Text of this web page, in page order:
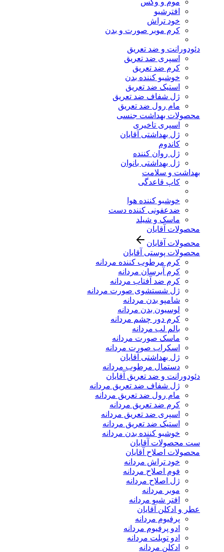
موم و وکس
افترشیو
خود تراش
کرم موبر صورت و بدن
دئودورانت و ضد تعریق
اسپری ضد تعریق
کرم ضد تعریق
خوشبو کننده بدن
استیک ضد تعریق
ژل شفاف ضد تعریق
مام رول ضد تعریق
محصولات بهداشت جنسی
اسپری تاخیری
ژل بهداشتی آقایان
کاندوم
ژل روان کننده
ژل بهداشتی بانوان
بهداشت و سلامت
کاپ قاعدگی
خوشبو کننده هوا
ضدعفونی کننده دست
ماسک و شیلد
محصولات آقایان
محصولات آقایان
محصولات پوستی آقایان
کرم مرطوب کننده مردانه
کرم آبرسان مردانه
کرم ضد آفتاب مردانه
ژل شستشوی صورت مردانه
شامپو بدن مردانه
لوسیون بدن مردانه
کرم دور چشم مردانه
بالم لب مردانه
ماسک صورت مردانه
اسکراب صورت مردانه
ژل بهداشتی آقایان
دستمال مرطوب مردانه
دئودورانت و ضد تعریق آقایان
ژل شفاف ضد تعریق مردانه
مام رول ضد تعریق مردانه
کرم ضد تعریق مردانه
اسپری ضد تعریق مردانه
استیک ضد تعریق مردانه
خوشبو کننده بدن مردانه
ست محصولات آقایان
محصولات اصلاح آقایان
خود تراش مردانه
فوم اصلاح مردانه
ژل اصلاح مردانه
موبر مردانه
افتر شیو مردانه
عطر و ادکلن آقایان
پرفیوم مردانه
ادو پرفیوم مردانه
ادو تویلت مردانه
ادکلن مردانه